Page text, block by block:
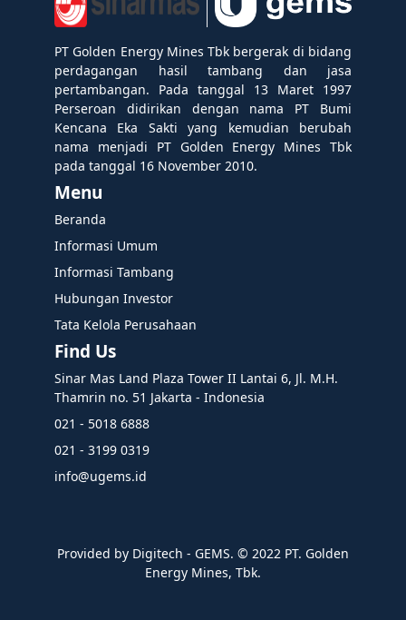
PT Golden Energy Mines Tbk bergerak di bidang
perdagangan hasil tambang dan jasa
pertambangan. Pada tanggal 13 Maret 1997
Perseroan didirikan dengan nama PT Bumi
Kencana Eka Sakti yang kemudian berubah
nama menjadi PT Golden Energy Mines Tbk
pada tanggal 16 November 2010.
Menu
Beranda
Informasi Umum
Informasi Tambang
Hubungan Investor
Tata Kelola Perusahaan
Find Us
Sinar Mas Land Plaza Tower II Lantai 6, Jl. M.H.
Thamrin no. 51 Jakarta - Indonesia
021 - 5018 6888
021 - 3199 0319
info@ugems.id
Provided by Digitech - GEMS. ©️ 2022 PT. Golden
Energy Mines, Tbk.